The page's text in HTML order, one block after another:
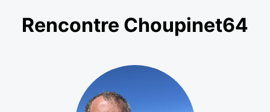
Rencontre Choupinet64